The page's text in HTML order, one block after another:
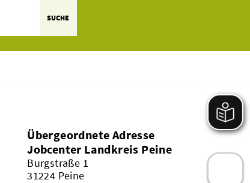
SUCHE
Übergeordnete Adresse
Jobcenter Landkreis Peine
Burgstraße 1
31224 Peine